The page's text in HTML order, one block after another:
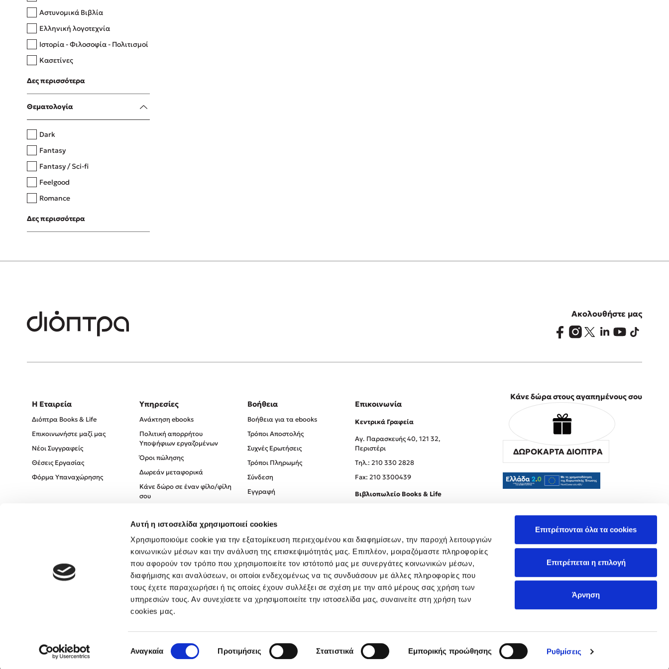
Αυτή η ιστοσελίδα χρησιμοποιεί cookies
Χρησιμοποιούμε cookie για την εξατομίκευση περιεχομένου και διαφημίσεων, την παροχή λειτουργιών
κοινωνικών μέσων και την ανάλυση της επισκεψιμότητάς μας. Επιπλέον, μοιραζόμαστε πληροφορίες
που αφορούν τον τρόπο που χρησιμοποιείτε τον ιστότοπό μας με συνεργάτες κοινωνικών μέσων,
διαφήμισης και αναλύσεων, οι οποίοι ενδεχομένως να τις συνδυάσουν με άλλες πληροφορίες που
τους έχετε παραχωρήσει ή τις οποίες έχουν συλλέξει σε σχέση με την από μέρους σας χρήση των
υπηρεσιών τους. Αν συνεχίσετε να χρησιμοποιείτε την ιστοσελίδα μας, συναινείτε στη χρήση των
cookies μας.
συγκατάθεσης
Αναγκαία Προτιμήσεις Στατιστικά Εμπορικής προώθησης Ρυθμίσεις
Επιτρέπονται όλα τα cookies
Επιτρέπεται η επιλογή
Άρνηση
Δανάη Δεληγεώργη
Πάνω, κάτω, μπροστά, πίσω
Η μέθοδος Αφήστε τους
Αστυνομικά Βιβλία
Ελληνική λογοτεχνία
Ιστορία - Φιλοσοφία - Πολιτισμοί
Κασετίνες
Λευκώματα - Έγχρωμοι οδηγοί
Μαγειρική
Δες περισσότερα
Θεματολογία
Dark
Fantasy
Fantasy / Sci-fi
Feelgood
Romance
Upmarket
Young Adult
Δες περισσότερα
Ακολουθήστε μας
Η Εταιρεία
Διόπτρα Books & Life
Επικοινωνήστε μαζί μας
Νέοι Συγγραφείς
Θέσεις Εργασίας
Φόρμα Υπαναχώρησης
Υπηρεσίες
Ανάκτηση ebooks
Πολιτική απορρήτου
Υποψήφιων εργαζομένων
Όροι πώλησης
Δωρεάν μεταφορικά
Κάνε δώρο σε έναν φίλο/φίλη
σου
Πολιτική Απορρήτου
Όροι χρήσης
Βοήθεια
Βοήθεια για τα ebooks
Τρόποι Αποστολής
Συχνές Ερωτήσεις
Τρόποι Πληρωμής
Σύνδεση
Εγγραφή
Επικοινωνία
Κεντρικά Γραφεία
Αγ. Παρασκευής 40, 121 32,
Περιστέρι
Tηλ.: 210 330 2828
Fax: 210 3300439
Βιβλιοπωλείο Books & Life
Κάνε δώρα στους αγαπημένους σου
ΔΩΡΟΚΑΡΤΑ ΔΙΟΠΤΡΑ
Created by Powered by